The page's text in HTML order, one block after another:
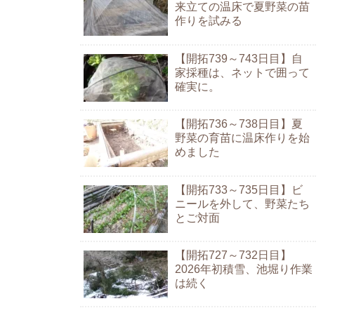
来立ての温床で夏野菜の苗
作りを試みる
【開拓739～743日目】自
家採種は、ネットで囲って
確実に。
【開拓736～738日目】夏
野菜の育苗に温床作りを始
めました
【開拓733～735日目】ビ
ニールを外して、野菜たち
とご対面
【開拓727～732日目】
2026年初積雪、池堀り作業
は続く